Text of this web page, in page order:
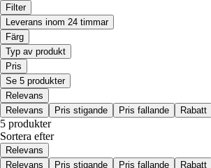
Filter
Leverans inom 24 timmar
Färg
Typ av produkt
Pris
Se 5 produkter
Relevans
Relevans
Pris stigande Pris fallande Rabatt
5 produkter
Sortera efter
Relevans
Relevans
Pris stigande Pris fallande Rabatt